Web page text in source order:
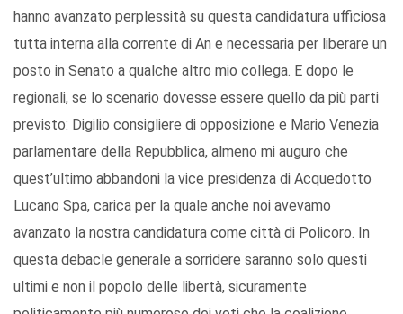
hanno avanzato perplessità su questa candidatura ufficiosa
tutta interna alla corrente di An e necessaria per liberare un
posto in Senato a qualche altro mio collega. E dopo le
regionali, se lo scenario dovesse essere quello da più parti
previsto: Digilio consigliere di opposizione e Mario Venezia
parlamentare della Repubblica, almeno mi auguro che
quest’ultimo abbandoni la vice presidenza di Acquedotto
Lucano Spa, carica per la quale anche noi avevamo
avanzato la nostra candidatura come città di Policoro. In
questa debacle generale a sorridere saranno solo questi
ultimi e non il popolo delle libertà, sicuramente